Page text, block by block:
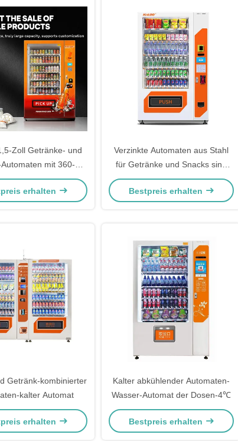
Zoll Getränke- und
mit 360-
defogging Glastür,
und langlebig
erhalten
Verzinkte Automaten aus Stahl
für Getränke und Snacks sind
langlebig
Bestpreis erhalten
Getränk-kombinierter
kalter Automat
erhalten
Kalter abkühlender Automaten-
Wasser-Automat der Dosen-4℃
Bestpreis erhalten